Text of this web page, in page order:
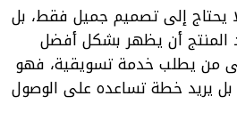
يحتاج إلى تصميم جميل فقط، بل
المنتج أن يظهر بشكل أفضل
من يطلب خدمة تسويقية، فهو
بل يريد خطة تساعده على الوصول